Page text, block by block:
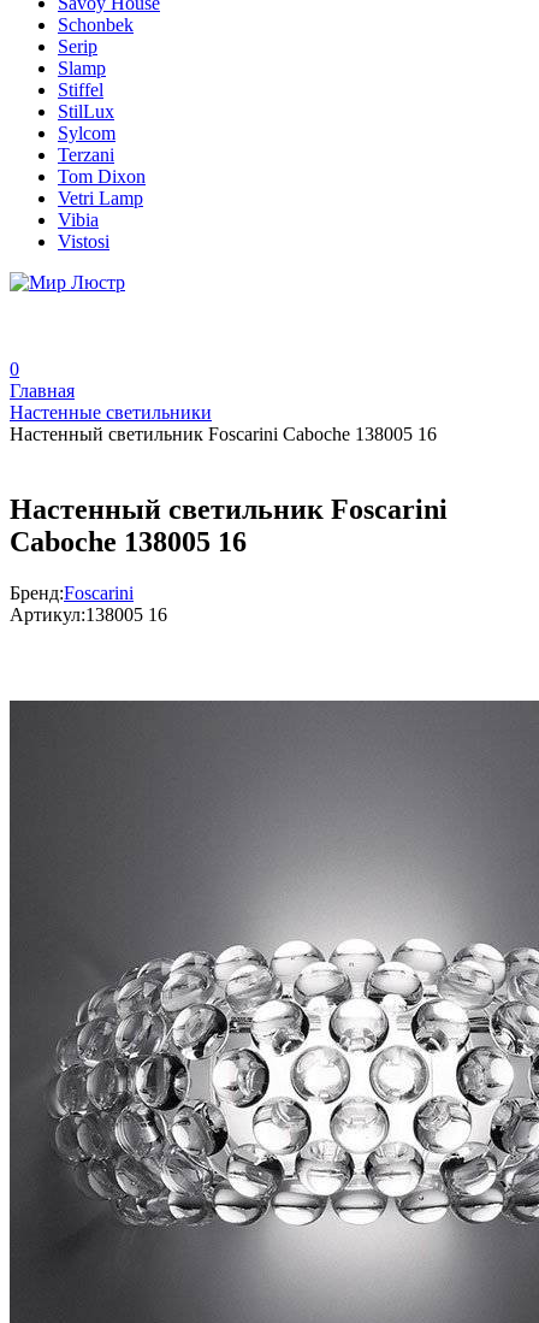
Schonbek
Serip
Slamp
Stiffel
StilLux
Sylcom
Terzani
Tom Dixon
Vetri Lamp
Vibia
Vistosi
0
Главная
Настенные светильники
Настенный светильник Foscarini Caboche 138005 16
Настенный светильник Foscarini
Caboche 138005 16
Бренд:Foscarini
Артикул:138005 16